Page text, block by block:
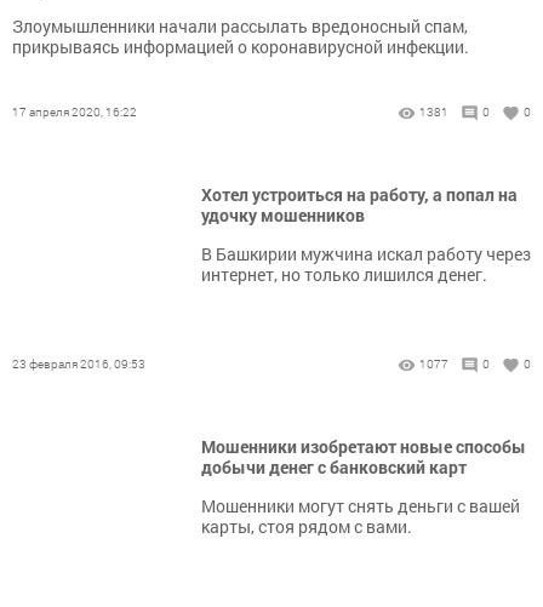
Злоумышленники начали рассылать вредоносный спам,
прикрываясь информацией о коронавирусной инфекции.
17 апреля 2020, 16:22 1381 0 0
Хотел устроиться на работу, а попал на
удочку мошенников
В Башкирии мужчина искал работу через
интернет, но только лишился денег.
23 февраля 2016, 09:53 1077 0 0
Мошенники изобретают новые способы
добычи денег с банковский карт
Мошенники могут снять деньги с вашей
карты, стоя рядом с вами.